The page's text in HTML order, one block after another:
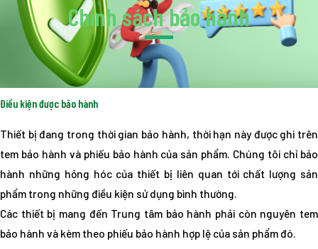
Chính sách bảo hành
Điều kiện được bảo hành
Thiết bị đang trong thời gian bảo hành, thời hạn này được ghi trên
tem bảo hành và phiếu bảo hành của sản phẩm. Chúng tôi chỉ bảo
hành những hỏng hóc của thiết bị liên quan tới chất lượng sản
phẩm trong những điều kiện sử dụng bình thường.
Các thiết bị mang đến Trung tâm bảo hành phải còn nguyên tem
bảo hành và kèm theo phiếu bảo hành hợp lệ của sản phẩm đó.